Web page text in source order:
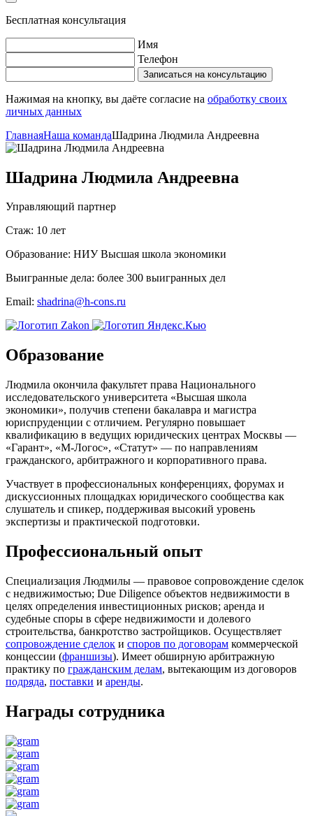
Бесплатная консультация
Имя
Телефон
Записаться на консультацию
Нажимая на кнопку, вы даёте согласие на обработку своих
личных данных
ГлавнаяНаша командаШадрина Людмила Андреевна
Шадрина Людмила Андреевна
Управляющий партнер
Стаж: 10 лет
Образование: НИУ Высшая школа экономики
Выигранные дела: более 300 выигранных дел
Email: shadrina@h-cons.ru
Образование
Людмила окончила факультет права Национального
исследовательского университета «Высшая школа
экономики», получив степени бакалавра и магистра
юриспруденции с отличием. Регулярно повышает
квалификацию в ведущих юридических центрах Москвы —
«Гарант», «М-Логос», «Статут» — по направлениям
гражданского, арбитражного и корпоративного права.
Участвует в профессиональных конференциях, форумах и
дискуссионных площадках юридического сообщества как
слушатель и спикер, поддерживая высокий уровень
экспертизы и практической подготовки.
Профессиональный опыт
Специализация Людмилы — правовое сопровождение сделок
с недвижимостью; Due Diligence объектов недвижимости в
целях определения инвестиционных рисков; аренда и
судебные споры в сфере недвижимости и долевого
строительства, банкротство застройщиков. Осуществляет
сопровождение сделок и споров по договорам коммерческой
концессии (франшизы). Имеет обширную арбитражную
практику по гражданским делам, вытекающим из договоров
подряда, поставки и аренды.
Награды сотрудника